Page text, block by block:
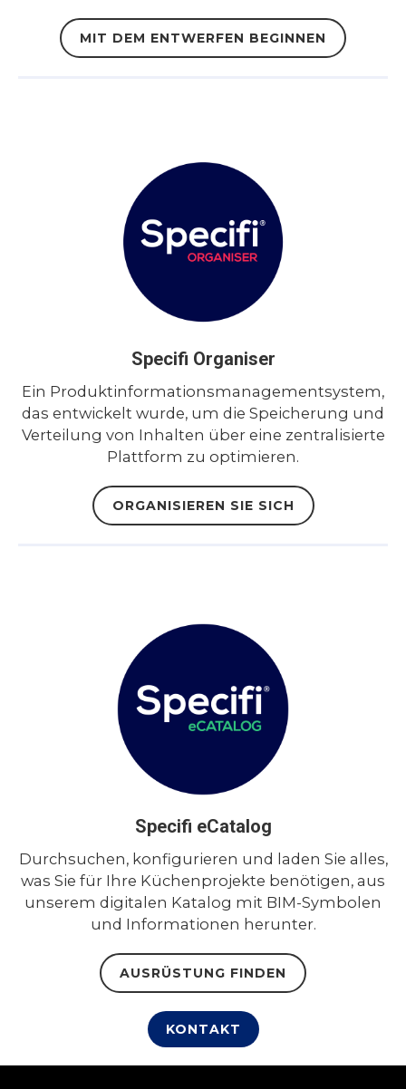
MIT DEM ENTWERFEN BEGINNEN
Specifi Organiser
Ein Produktinformationsmanagementsystem,
das entwickelt wurde, um die Speicherung und
Verteilung von Inhalten über eine zentralisierte
Plattform zu optimieren.
ORGANISIEREN SIE SICH
Specifi eCatalog
Durchsuchen, konfigurieren und laden Sie alles,
was Sie für Ihre Küchenprojekte benötigen, aus
unserem digitalen Katalog mit BIM-Symbolen
und Informationen herunter.
AUSRÜSTUNG FINDEN
KONTAKT